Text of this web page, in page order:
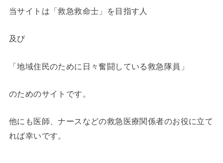
当サイトは「救急救命士」を目指す人
及び
「地域住民のために日々奮闘している救急隊員」
のためのサイトです。
他にも医師、ナースなどの救急医療関係者のお役に立て
れば幸いです。